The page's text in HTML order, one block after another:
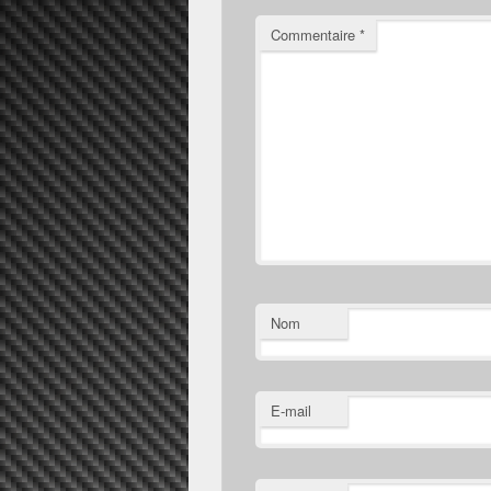
Commentaire *
Nom
E-mail